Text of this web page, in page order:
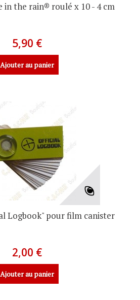
the rain® roulé x 10 - 4 cm
5,90 €
Ajouter au panier
Logbook" pour film canister
2,00 €
Ajouter au panier